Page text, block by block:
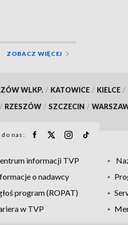
ZOBACZ WIĘCEJ
WLKP. / KATOWICE / KIELCE /
/ RZESZÓW / SZCZECIN /
do nas:
informacji TVP
o nadawcy
program (ROPAT)
w TVP